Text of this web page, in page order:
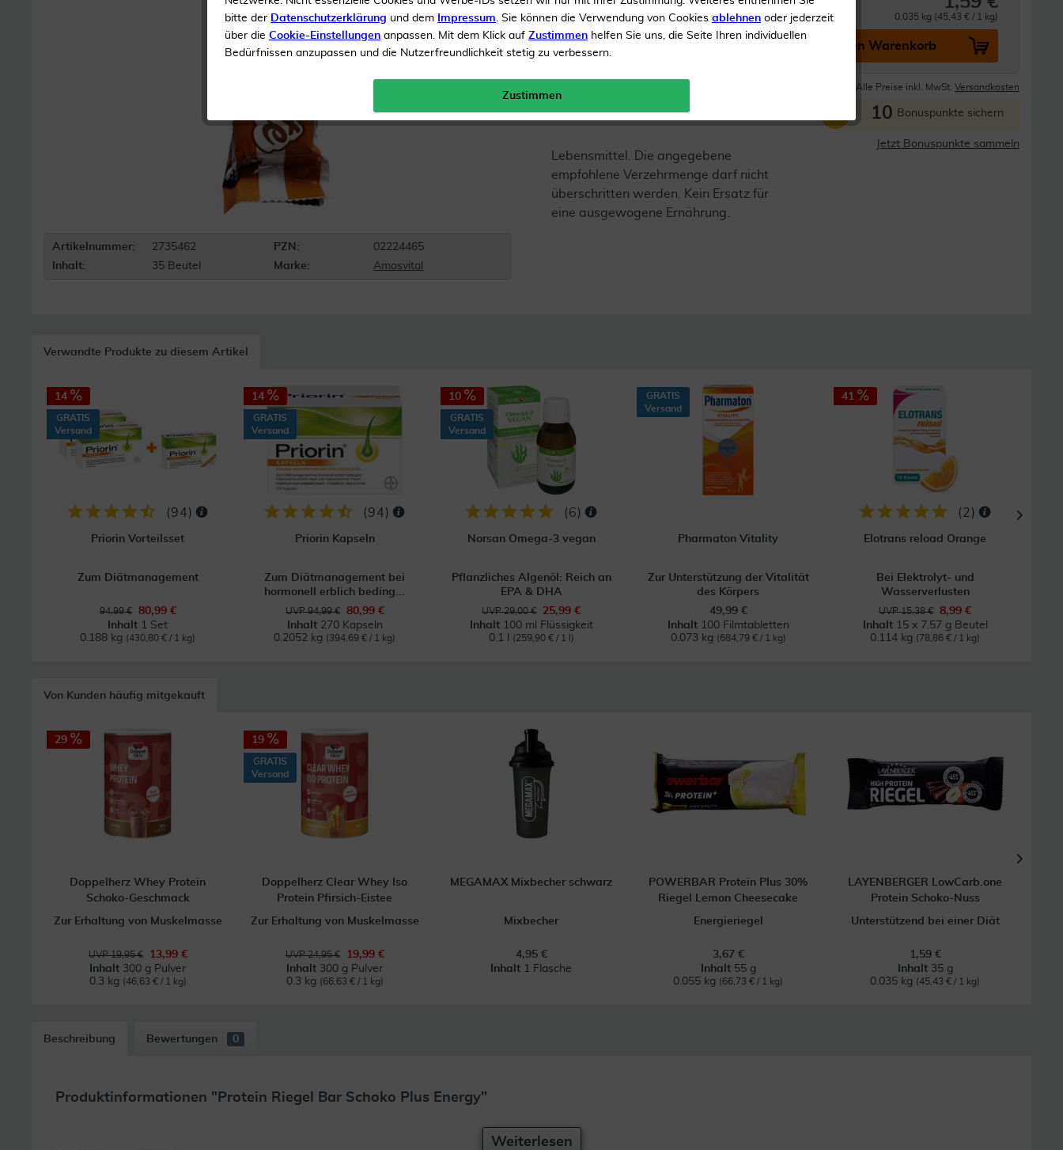
Artikelnummer: 2735462 PZN:
02224465
Inhalt:
35 Beutel Marke: Amosvital
Inhalt35 Beutel
0.035 kg (45,43 € / 1 kg)
In den Warenkorb
Alle Preise inkl. MwSt. Versandkosten
10 Bonuspunkte sichern
Jetzt Bonuspunkte sammeln
Lebensmittel. Die angegebene
empfohlene Verzehrmenge darf nicht
überschritten werden. Kein Ersatz für
eine ausgewogene Ernährung.
Verwandte Produkte zu diesem Artikel
14
GRATIS
Versand
(94)
Priorin Vorteilsset
Zum Diätmanagement
94,99 €
80,99 €
Inhalt 1 Set
0.188 kg (430,80 € / 1 kg)
14
GRATIS
Versand
(94)
Priorin Kapseln
Zum Diätmanagement bei
hormonell erblich beding...
UVP 94,99 €
80,99 €
Inhalt 270 Kapseln
0.2052 kg (394,69 € / 1 kg)
10
GRATIS
Versand
(6)
Norsan Omega-3 vegan
Pflanzliches Algenöl: Reich an
EPA & DHA
UVP 29,00 €
25,99 €
Inhalt 100 ml Flüssigkeit
0.1 l
(259,90 € / 1 l)
GRATIS
Versand
Pharmaton Vitality
Zur Unterstützung der Vitalität
des Körpers
49,99 €
Inhalt 100 Filmtabletten
0.073 kg (684,79 € / 1 kg)
41
(2 )
Elotrans reload Orange
Bei Elektrolyt- und
Wasserverlusten
UVP 15,38 €
8,99 €
Inhalt 15 x 7.57 g Beutel
0.114 kg (78,86 € / 1 kg)
Von Kunden häufig mitgekauft
29
Doppelherz Whey Protein
Schoko-Geschmack
Zur Erhaltung von Muskelmasse
UVP 19,95 €
13,99 €
Inhalt 300 g Pulver
0.3 kg (46,63 € / 1 kg)
19
GRATIS
Versand
Doppelherz Clear Whey Iso
Protein Pfirsich-Eistee
Zur Erhaltung von Muskelmasse
UVP 24,95 €
19,99 €
Inhalt 300 g Pulver
0.3 kg (66,63 € / 1 kg)
MEGAMAX Mixbecher schwarz
Mixbecher
4,95 €
Inhalt 1 Flasche
POWERBAR Protein Plus 30%
Riegel Lemon Cheesecake
Energieriegel
3,67 €
Inhalt 55 g
0.055 kg (66,73 € / 1 kg)
LAYENBERGER LowCarb.one
Protein Schoko-Nuss
Unterstützend bei einer Diät
1,59 €
Inhalt 35 g
0.035 kg (45,43 € / 1 kg)
Beschreibung Bewertungen 0
Produktinformationen "Protein Riegel Bar Schoko Plus Energy"
Weiterlesen
bitte der Datenschutzerklärung und dem Impressum. Sie können die Verwendung von Cookies ablehnen oder jederzeit
über die Cookie-Einstellungen anpassen. Mit dem Klick auf Zustimmen helfen Sie uns, die Seite Ihren individuellen
Bedürfnissen anzupassen und die Nutzerfreundlichkeit stetig zu verbessern.
Zustimmen